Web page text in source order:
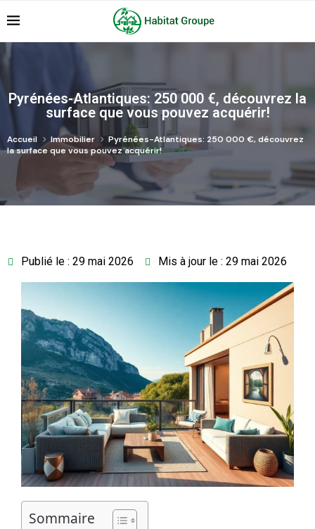
Pyrénées-Atlantiques: 250 000 €, découvrez la
surface que vous pouvez acquérir!
Accueil Immobilier
Pyrénées-Atlantiques: 250 000 €, découvrez
la surface que vous pouvez acquérir!
Publié le : 29 mai 2026 Mis à jour le : 29 mai 2026
Sommaire